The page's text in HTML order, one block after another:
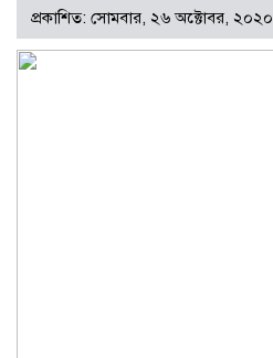
প্রকাশিত: সোমবার, ২৬ অক্টোবর, ২০২০